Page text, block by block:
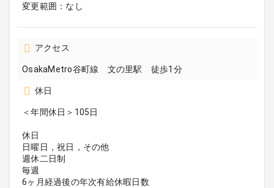
変更範囲：なし
アクセス
OsakaMetro谷町線 文の里駅 徒歩1分
休日
＜年間休日＞105日
休日
日曜日，祝日，その他
週休二日制
毎週
6ヶ月経過後の年次有給休暇日数